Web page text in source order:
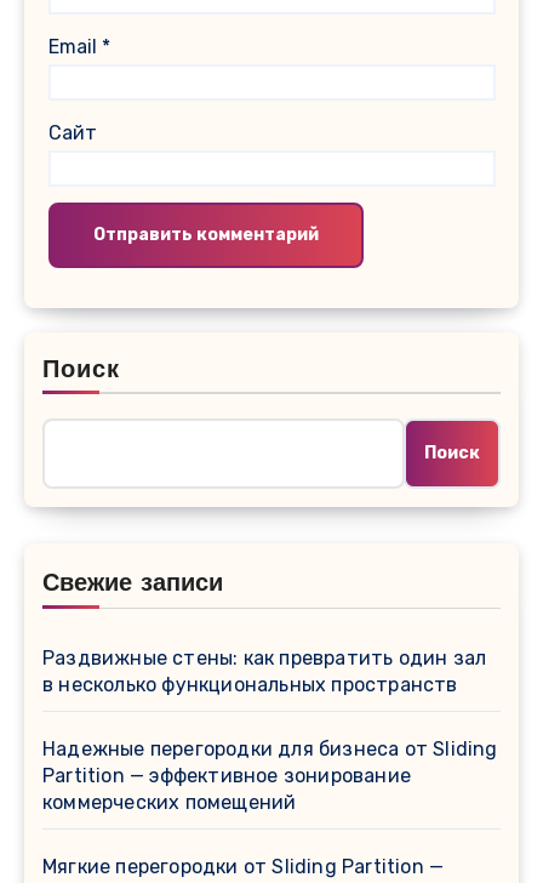
Email *
Сайт
Поиск
Поиск
Свежие записи
Раздвижные стены: как превратить один зал
в несколько функциональных пространств
Надежные перегородки для бизнеса от Sliding
Partition — эффективное зонирование
коммерческих помещений
Мягкие перегородки от Sliding Partition —